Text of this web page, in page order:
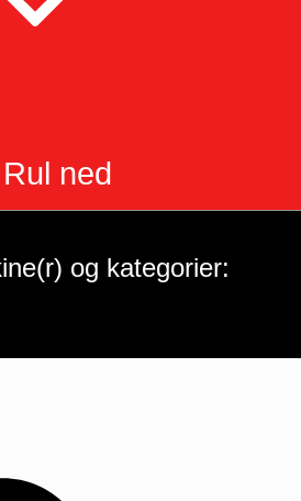
Rul ned
og kategorier: